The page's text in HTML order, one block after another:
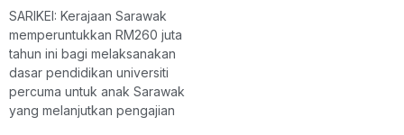
SARIKEI: Kerajaan Sarawak
memperuntukkan RM260 juta
tahun ini bagi melaksanakan
dasar pendidikan universiti
percuma untuk anak Sarawak
yang melanjutkan pengajian